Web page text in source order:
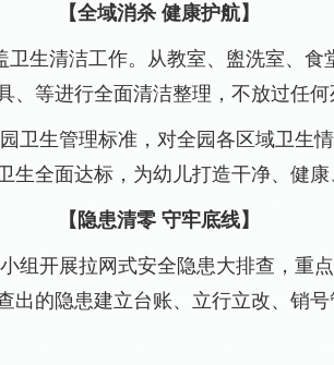
【全域消杀 健康护航】
生清洁工作。从教室、盥洗室、
、等进行全面清洁整理，不放过任何
卫生管理标准，对全园各区域卫生
全面达标，为幼儿打造干净、健康
【隐患清零 守牢底线】
组开展拉网式安全隐患大排查，重
出的隐患建立台账、立行立改、销